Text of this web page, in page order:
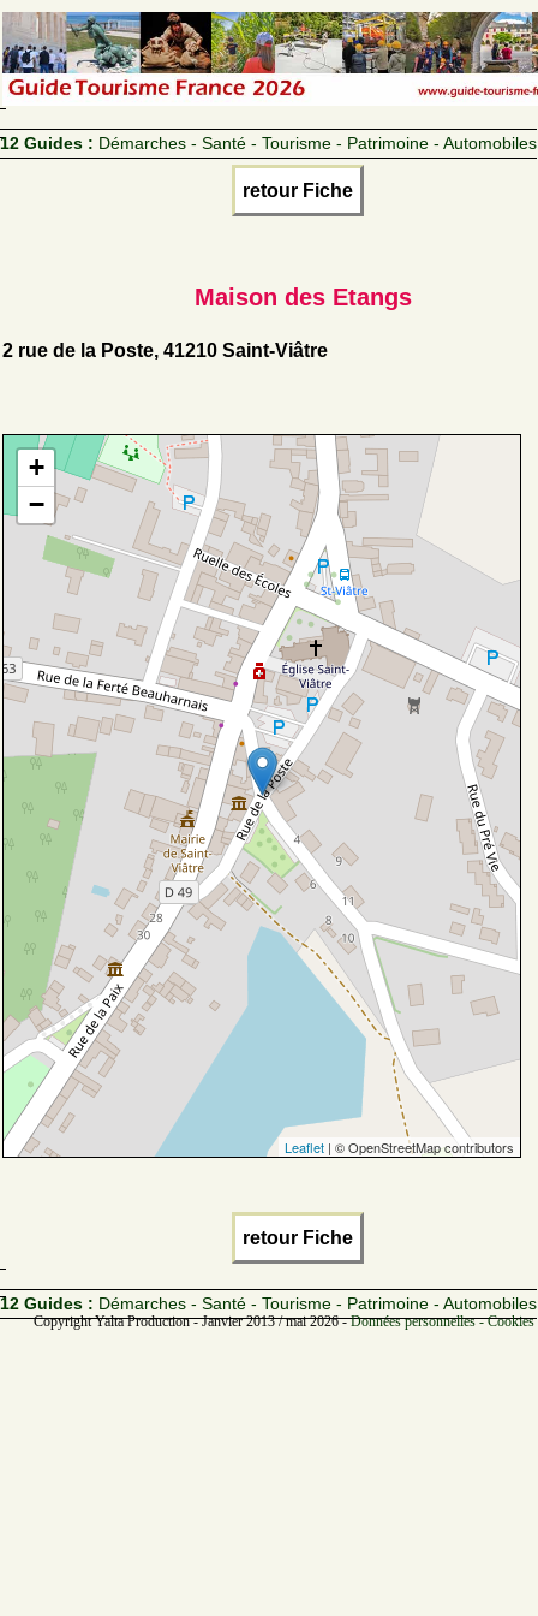
12 Guides : Démarches - Santé - Tourisme - Patrimoine - Automobiles
retour Fiche
Maison des Etangs
2 rue de la Poste, 41210 Saint-Viâtre
+
−
Leaflet | © OpenStreetMap contributors
retour Fiche
12 Guides : Démarches - Santé - Tourisme - Patrimoine - Automobiles
Copyright Yalta Production - Janvier 2013 / mai 2026 -Données personnelles -